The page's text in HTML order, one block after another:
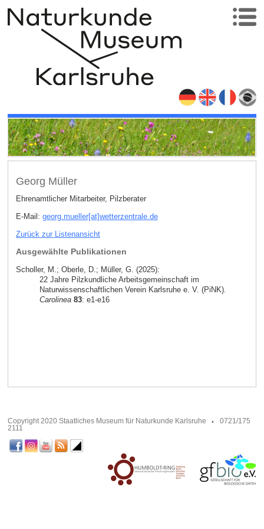
Georg Müller
Ehrenamtlicher Mitarbeiter, Pilzberater
E-Mail: georg.mueller[at]wetterzentrale.de
Zurück zur Listenansicht
Ausgewählte Publikationen
Scholler, M.; Oberle, D.; Müller, G. (2025):
22 Jahre Pilzkundliche Arbeitsgemeinschaft im
Naturwissenschaftlichen Verein Karlsruhe e. V. (PiNK).
Carolinea 83: e1-e16
Copyright 2020 Staatliches Museum für Naturkunde Karlsruhe
0721/175
2111